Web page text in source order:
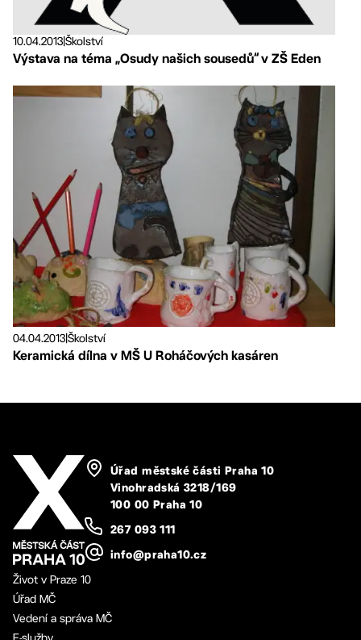
10.04.2013|Školství
Výstava na téma „Osudy našich sousedů“ v ZŠ Eden
04.04.2013Školství
Keramická dílna v MŠ U Roháčových kasáren
Úřad městské části Praha 10
Vinohradská 3218/169
100 00 Praha 10
267 093 111
info@praha10.cz
Život v Praze 10
Úřad MČ
Vedení a správa MČ
E-služby